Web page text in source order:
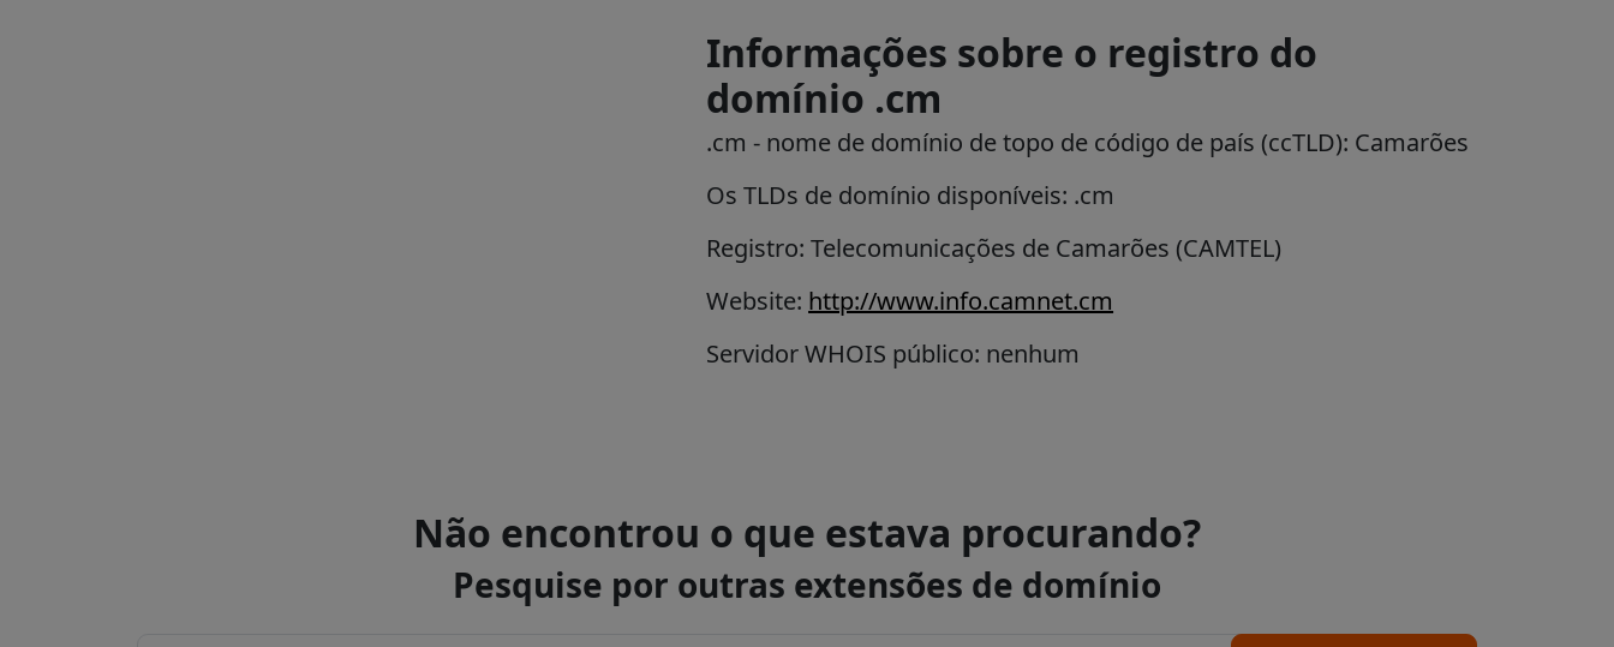
Informações sobre o registro do
domínio .cm
.cm - nome de domínio de topo de código de país (ccTLD): Camarões
Os TLDs de domínio disponíveis: .cm
Registro: Telecomunicações de Camarões (CAMTEL)
Website: http://www.info.camnet.cm
Servidor WHOIS público: nenhum
Não encontrou o que estava procurando?
Pesquise por outras extensões de domínio